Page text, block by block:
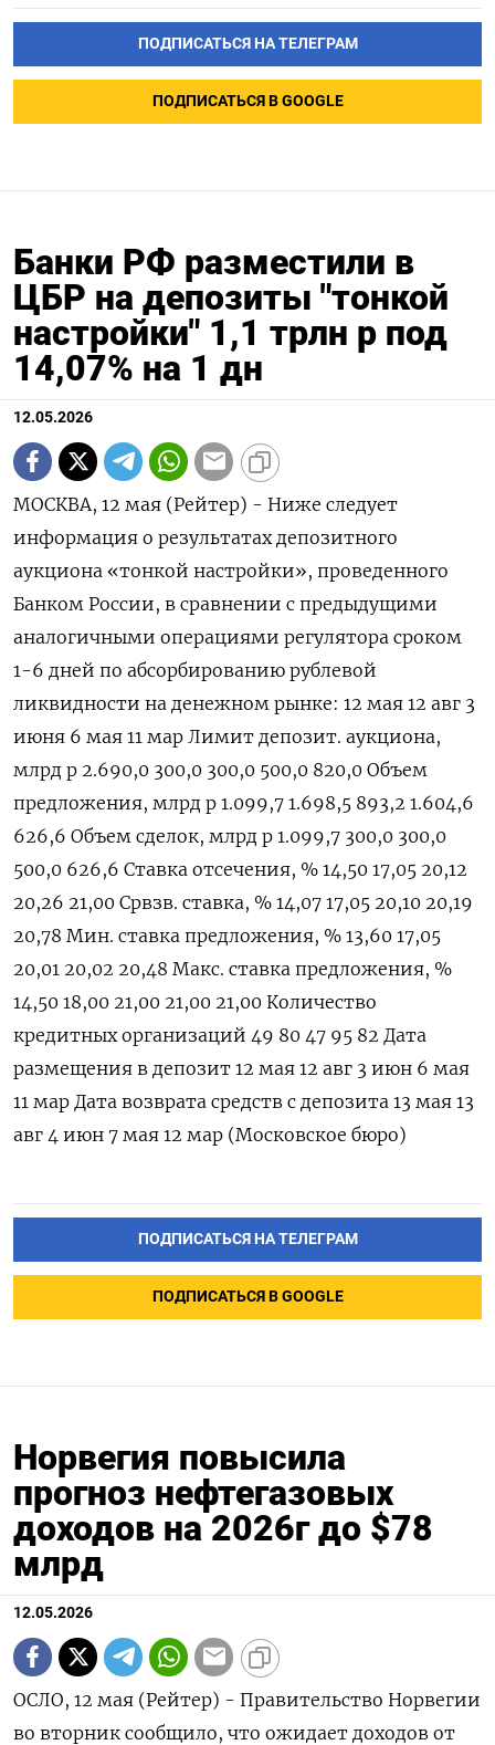
ПОДПИСАТЬСЯ НА ТЕЛЕГРАМ
ПОДПИСАТЬСЯ В GOOGLE
Банки РФ разместили в
ЦБР на депозиты "тонкой
настройки" 1,1 трлн р под
14,07% на 1 дн
12.05.2026
МОСКВА, 12 мая (Рейтер) - Ниже следует
информация о ‌результатах депозитного
аукциона «тонкой настройки», проведенного
Банком России, ​в ​сравнении ​с предыдущими
⁠аналогичными ‌операциями регулятора ‌сроком
1-6 дней по абсорбированию ​рублевой
‌ликвидности на денежном рынке: 12 ​мая 12 авг 3
июня 6 ‌мая 11 мар Лимит депозит. аукциона,
млрд р 2.690,0 300,0 300,0 500,0 820,0 Объем ​
предложения, ​млрд ‌р 1.099,7 1.698,5 893,2 1.604,6
626,6 Объем сделок, млрд ​р 1.099,7 300,0 300,0
500,0 626,6 Ставка отсечения, % 14,50 17,05 20,12
20,26 21,00 Срвзв. ставка, % 14,07 17,05 20,10 20,19
20,78 Мин. ставка предложения, % 13,60 17,05
20,01 20,02 20,48 Макс. ставка предложения, %
14,50 18,00 21,00 21,00 21,00 Количество
кредитных организаций 49 80 47 95 82 Дата
размещения в депозит 12 ​мая 12 ⁠авг 3 июн 6 мая
11 мар Дата ‌возврата средств ‌с депозита 13 мая 13
авг 4 ​июн 7 мая 12 ‌мар (Московское бюро)
ПОДПИСАТЬСЯ НА ТЕЛЕГРАМ
ПОДПИСАТЬСЯ В GOOGLE
Норвегия повысила
прогноз нефтегазовых
доходов на 2026г до $78
млрд
12.05.2026
ОСЛО, 12 мая (Рейтер) - Правительство Норвегии
во вторник сообщило, что ожидает ‌доходов от